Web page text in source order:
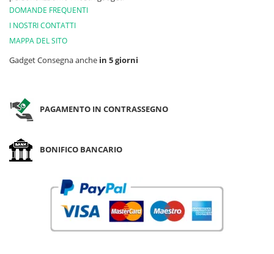
DOMANDE FREQUENTI
I NOSTRI CONTATTI
MAPPA DEL SITO
Gadget Consegna anche in 5 giorni
PAGAMENTO IN CONTRASSEGNO
BONIFICO BANCARIO